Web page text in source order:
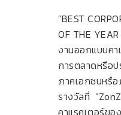
"BEST
OF THE
งานออกแบบค
การตลาดหรือ
ภาคเอกชนหรื
รางวัลที่
คาแรคเตอร์ข